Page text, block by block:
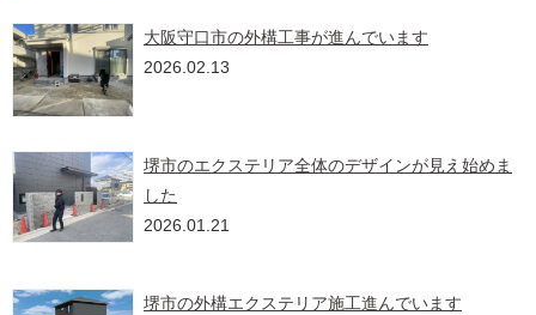
大阪守口市の外構工事が進んでいます
2026.02.13
堺市のエクステリア全体のデザインが見え始めま
した
2026.01.21
堺市の外構エクステリア施工進んでいます